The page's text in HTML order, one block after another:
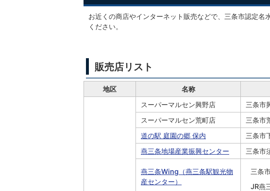
お近くの商店やインターネット販売などで、三条市認定名
ください。
販売店リスト
地区 名称
スーパーマルセン興野店 三条市
スーパーマルセン荒町店
三条市
道の駅 庭園の郷 保内
三条市
燕三条地場産業振興センター
三条市
燕三条Wing（燕三条駅観光物
産センター）
三条
JR燕